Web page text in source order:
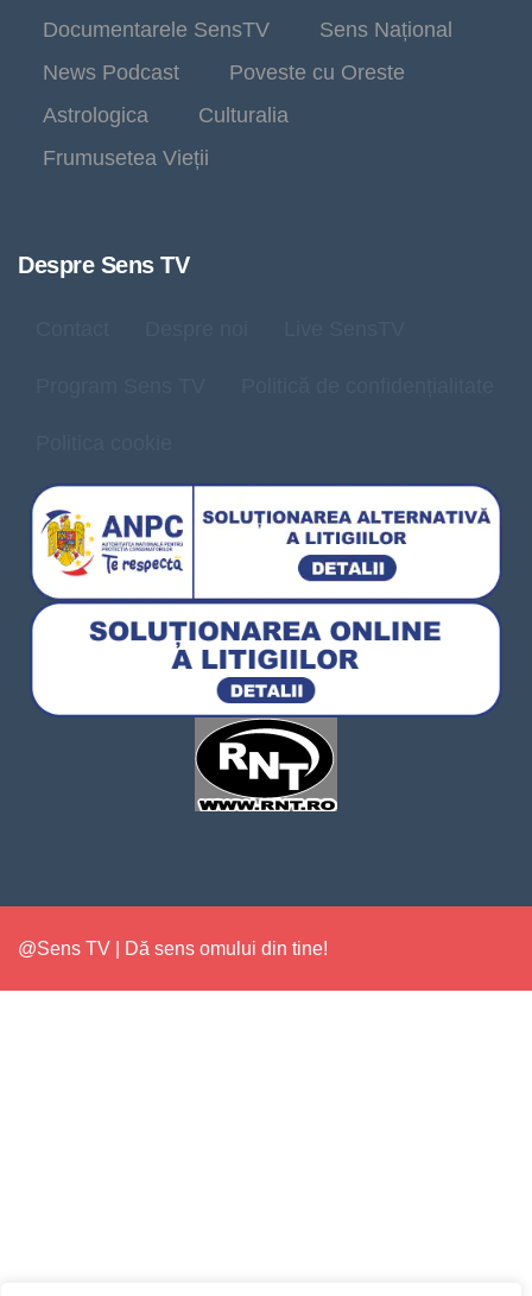
Documentarele SensTV
Sens Național
News Podcast
Poveste cu Oreste
Astrologica
Culturalia
Frumusetea Vieții
Despre Sens TV
@Sens TV | Dă sens omului din tine!